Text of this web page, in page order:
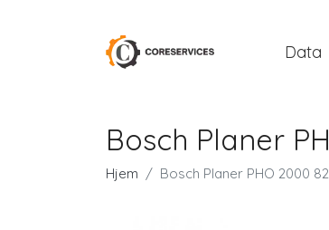
Data
Bosch Planer
Hjem Bosch Planer PHO 2000